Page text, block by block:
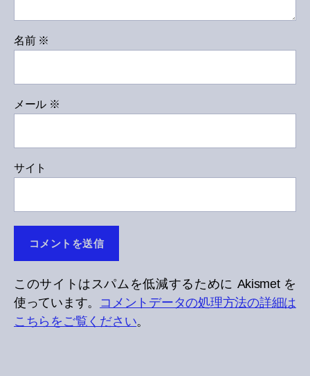
名前 ※
メール ※
サイト
このサイトはスパムを低減するために Akismet を
使っています。 コメントデータの処理方法の詳細は
こちらをご覧ください。